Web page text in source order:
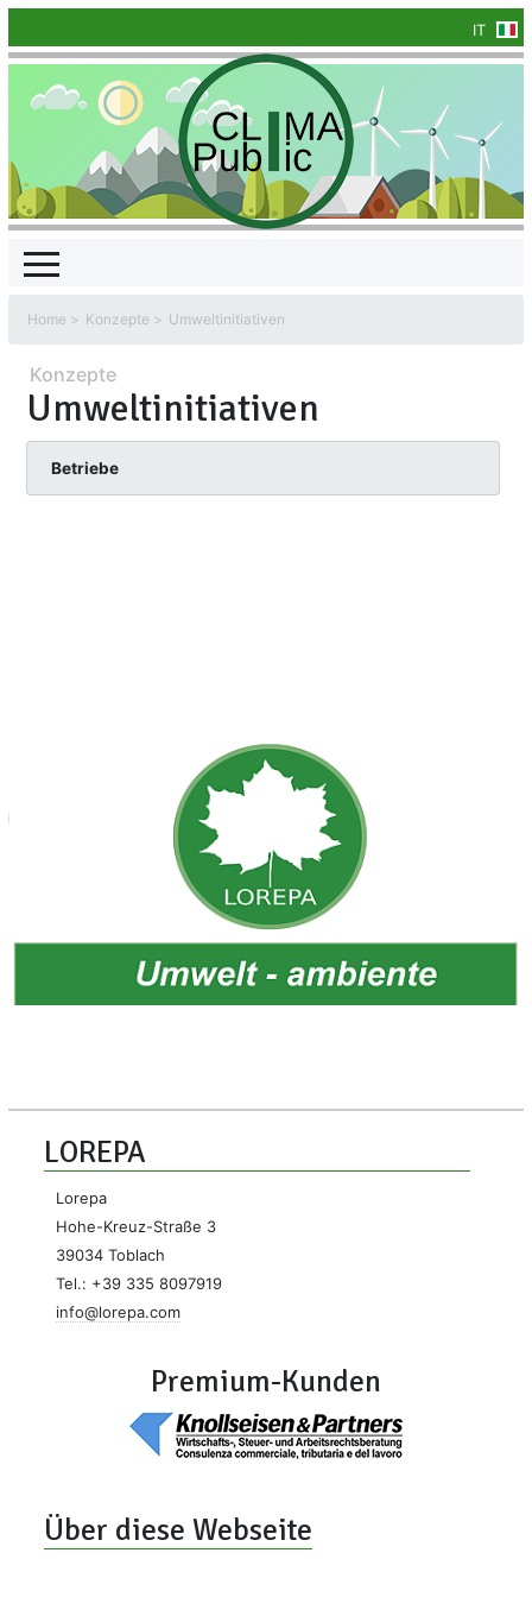
IT
Home Konzepte Umweltinitiativen
Konzepte
Umweltinitiativen
Betriebe
LOREPA
Lorepa
Hohe-Kreuz-Straße 3
39034 Toblach
Tel.: +39 335 8097919
info@lorepa.com
Premium-Kunden
Über diese Webseite